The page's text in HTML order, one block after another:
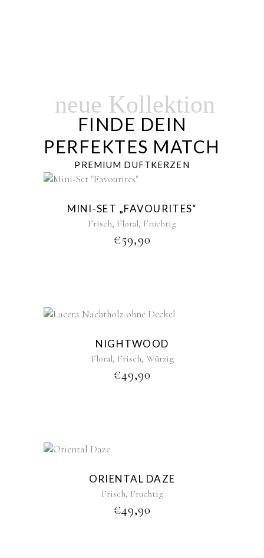
neue Kollektion
FINDE DEIN
PERFEKTES MATCH
PREMIUM DUFTKERZEN
MINI-SET „FAVOURITES“
Frisch, Floral, Fruchtig
€59,90
NIGHTWOOD
Floral, Frisch, Würzig
€49,90
ORIENTAL DAZE
Frisch, Fruchtig
€49,90